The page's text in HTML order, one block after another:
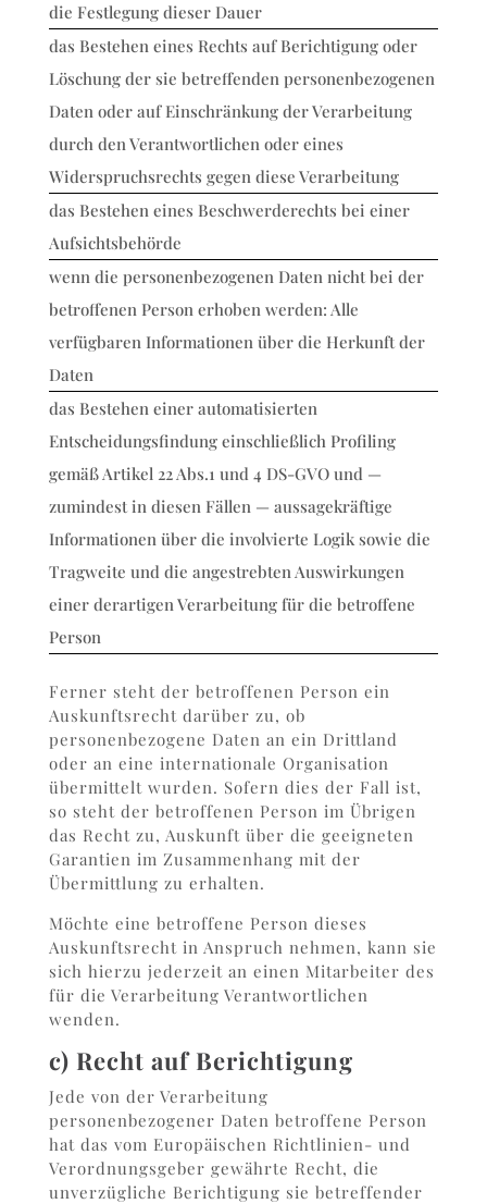
die Festlegung dieser Dauer
das Bestehen eines Rechts auf Berichtigung oder
Löschung der sie betreffenden personenbezogenen
Daten oder auf Einschränkung der Verarbeitung
durch den Verantwortlichen oder eines
Widerspruchsrechts gegen diese Verarbeitung
das Bestehen eines Beschwerderechts bei einer
Aufsichtsbehörde
wenn die personenbezogenen Daten nicht bei der
betroffenen Person erhoben werden: Alle
verfügbaren Informationen über die Herkunft der
Daten
das Bestehen einer automatisierten
Entscheidungsfindung einschließlich Profiling
gemäß Artikel 22 Abs.1 und 4 DS-GVO und —
zumindest in diesen Fällen — aussagekräftige
Informationen über die involvierte Logik sowie die
Tragweite und die angestrebten Auswirkungen
einer derartigen Verarbeitung für die betroffene
Person
Ferner steht der betroffenen Person ein
Auskunftsrecht darüber zu, ob
personenbezogene Daten an ein Drittland
oder an eine internationale Organisation
übermittelt wurden. Sofern dies der Fall ist,
so steht der betroffenen Person im Übrigen
das Recht zu, Auskunft über die geeigneten
Garantien im Zusammenhang mit der
Übermittlung zu erhalten.
Möchte eine betroffene Person dieses
Auskunftsrecht in Anspruch nehmen, kann sie
sich hierzu jederzeit an einen Mitarbeiter des
für die Verarbeitung Verantwortlichen
wenden.
c) Recht auf Berichtigung
Jede von der Verarbeitung
personenbezogener Daten betroffene Person
hat das vom Europäischen Richtlinien- und
Verordnungsgeber gewährte Recht, die
unverzügliche Berichtigung sie betreffender